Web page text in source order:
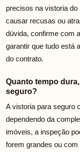
precisos na vistoria
causar recusas ou
dúvida, confirme com
garantir que tudo está
do contrato.
Quanto tempo
seguro?
A vistoria para seguro
dependendo da
imóveis, a inspeção
forem grandes ou